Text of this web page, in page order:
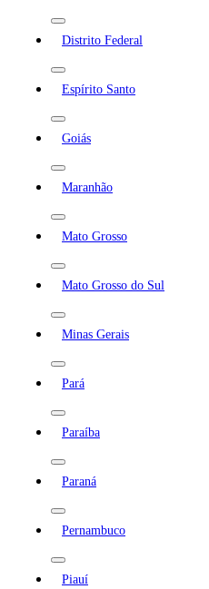
Distrito Federal
Espírito Santo
Goiás
Maranhão
Mato Grosso
Mato Grosso do Sul
Minas Gerais
Pará
Paraíba
Paraná
Pernambuco
Piauí